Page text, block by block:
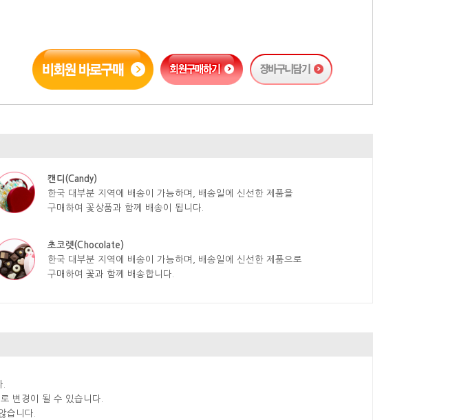
캔디(Candy)
한국 대부분 지역에 배송이 가능하며, 배송일에 신선한 제품을
구매하여 꽃상품과 함께 배송이 됩니다.
초코렛(Chocolate)
한국 대부분 지역에 배송이 가능하며, 배송일에 신선한 제품으로
구매하여 꽃과 함께 배송합니다.
변경이 될 수 있습니다.
습니다.